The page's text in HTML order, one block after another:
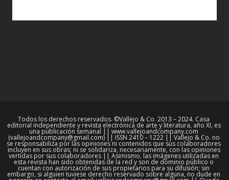
Todos los derechos reservados. ©Vallejo & Co. 2013 – 2024. Casa
editorial independiente y revista electrónica de arte y literatura, año XI, es
una publicación semanal || www.vallejoandcompany.com
(vallejoandcompany@gmail.com) || ISSN 2410 – 1222 || Vallejo & Co. no
se responsabiliza por las opiniones ni contenidos que sus colaboradores
incluyen en sus obras; ni se solidariza, necesariamente, con las opiniones
vertidas por sus colaboradores || Asimismo, las imágenes utilizadas en
esta revista han sido obtenidas de la red y son de dominio público o
cuentan con autorización de sus propietarios para su difusión; sin
embargo, si alguien tuviese derecho reservado sobre alguna, no dude en